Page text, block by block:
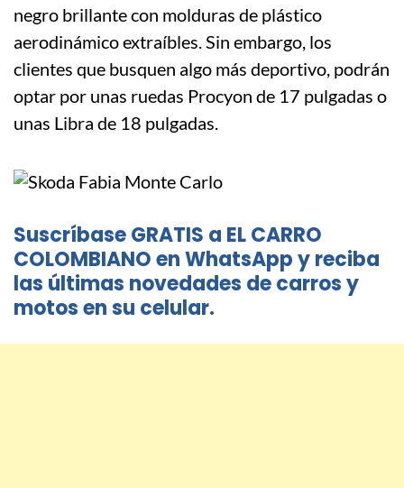
negro brillante con molduras de plástico
aerodinámico extraíbles. Sin embargo, los
clientes que busquen algo más deportivo, podrán
optar por unas ruedas Procyon de 17 pulgadas o
unas Libra de 18 pulgadas.
Suscríbase GRATIS a EL CARRO
COLOMBIANO en WhatsApp y reciba
las últimas novedades de carros y
motos en su celular.